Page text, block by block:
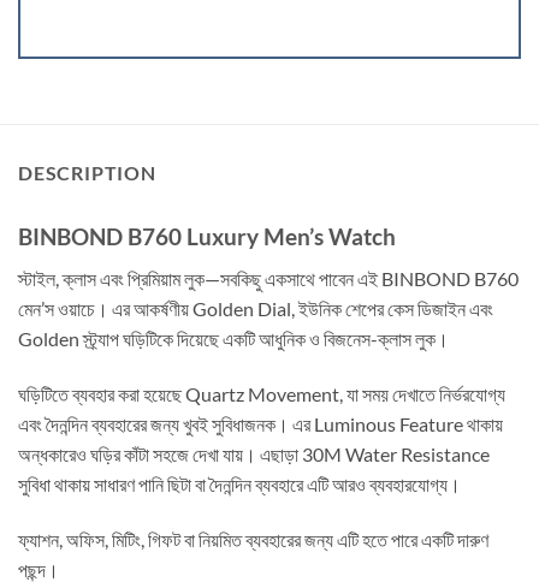
DESCRIPTION
BINBOND B760 Luxury Men’s Watch
স্টাইল, ক্লাস এবং প্রিমিয়াম লুক—সবকিছু একসাথে পাবেন এই BINBOND B760
মেন’স ওয়াচে। এর আকর্ষণীয় Golden Dial, ইউনিক শেপের কেস ডিজাইন এবং
Golden স্ট্র্যাপ ঘড়িটিকে দিয়েছে একটি আধুনিক ও বিজনেস-ক্লাস লুক।
ঘড়িটিতে ব্যবহার করা হয়েছে Quartz Movement, যা সময় দেখাতে নির্ভরযোগ্য
এবং দৈনন্দিন ব্যবহারের জন্য খুবই সুবিধাজনক। এর Luminous Feature থাকায়
অন্ধকারেও ঘড়ির কাঁটা সহজে দেখা যায়। এছাড়া 30M Water Resistance
সুবিধা থাকায় সাধারণ পানি ছিটা বা দৈনন্দিন ব্যবহারে এটি আরও ব্যবহারযোগ্য।
ফ্যাশন, অফিস, মিটিং, গিফট বা নিয়মিত ব্যবহারের জন্য এটি হতে পারে একটি দারুণ
পছন্দ।